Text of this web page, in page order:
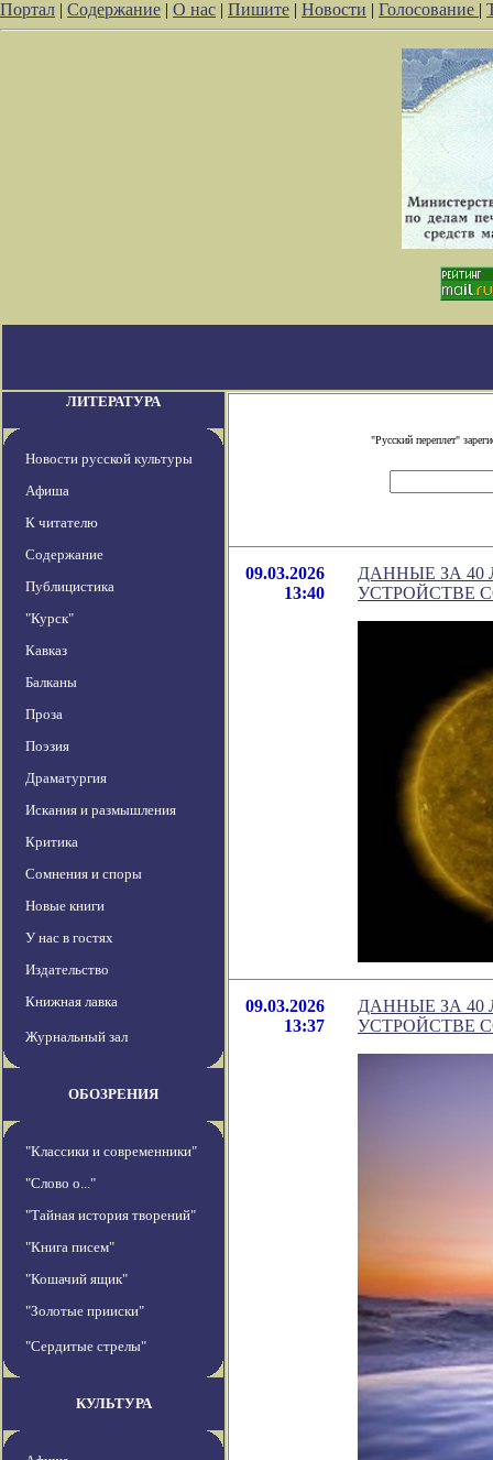
Портал | Содержание | О нас | Пишите | Новости | Голосование |
ЛИТЕРАТУРА
Новости русской культуры
Афиша
К читателю
Содержание
Публицистика
"Курск"
Кавказ
Балканы
Проза
Поэзия
Драматургия
Искания и размышления
Критика
Сомнения и споры
Новые книги
У нас в гостях
Издательство
Книжная лавка
Журнальный зал
ОБОЗРЕНИЯ
"Классики и современники"
"Слово о..."
"Тайная история творений"
"Книга писем"
"Кошачий ящик"
"Золотые прииски"
"Сердитые стрелы"
КУЛЬТУРА
"Русский переплет"
09.03.2026
13:40
ДАННЫЕ ЗА
УСТРОЙСТВЕ
09.03.2026
13:37
ДАННЫЕ ЗА
УСТРОЙСТВЕ